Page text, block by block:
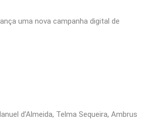
uma nova campanha digital de
d’Almeida, Telma Sequeira, Ambrus